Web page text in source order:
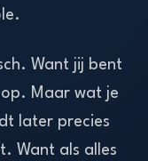
Want jij bent
Maar wat je
later precies
Want als alles